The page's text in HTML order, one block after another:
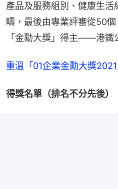
產品及服務組別、健康生
疇，最後由專業評審從50
「金勳大獎」得主――港鐵
重溫「01企業金勳大獎
得獎名單（排名不分先後）